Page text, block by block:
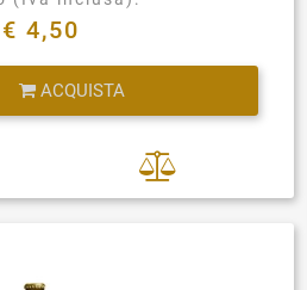
€ 4,50
ACQUISTA